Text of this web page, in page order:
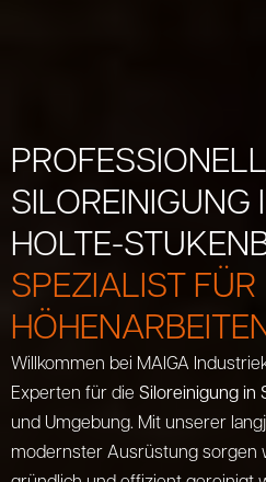
SILOREINIGUNG
OLTE-
SPEZIALIST FÜR
Willkommen bei MAIGA
Experten für die Siloreinigung in
und Umgebung. Mit unserer
modernster Ausrüstung sorgen